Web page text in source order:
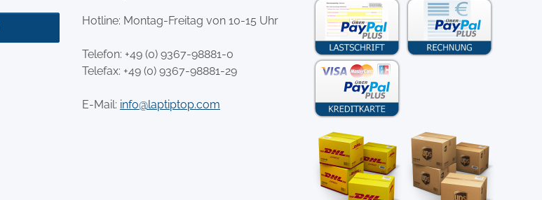
Hotline: Montag-Freitag von 10-15 Uhr
Telefon: +49 (0) 9367-98881-0
Telefax: +49 (0) 9367-98881-29
E-Mail: info@laptiptop.com